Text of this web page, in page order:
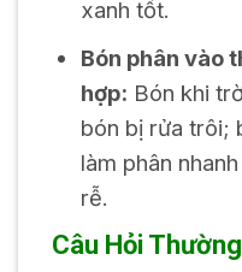
xanh tốt.
Bón phân vào
hợp: Bón khi
bón bị rửa trôi;
làm phân
rễ.
Câu Hỏi